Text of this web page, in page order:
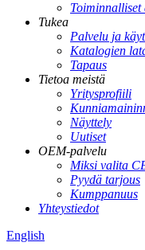
Toiminnalliset
Tukea
Palvelu ja
Katalogien
Tapaus
Tietoa meistä
Yritysprofiili
Näyttely
Uutiset
OEM-palvelu
Miksi valita
Pyydä tarjous
Kumppanuus
Yhteystiedot
English